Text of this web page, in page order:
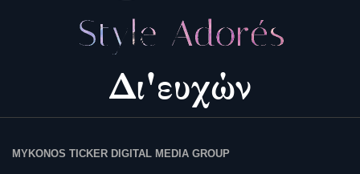
MYKONOS TICKER DIGITAL MEDIA GROUP